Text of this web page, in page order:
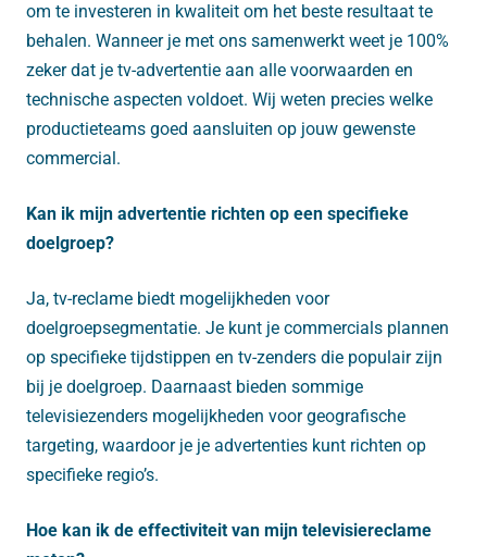
om te investeren in kwaliteit om het beste resultaat te
behalen. Wanneer je met ons samenwerkt weet je 100%
zeker dat je tv-advertentie aan alle voorwaarden en
technische aspecten voldoet. Wij weten precies welke
productieteams goed aansluiten op jouw gewenste
commercial.
Kan ik mijn advertentie richten op een specifieke
doelgroep?
Ja, tv-reclame biedt mogelijkheden voor
doelgroepsegmentatie. Je kunt je commercials plannen
op specifieke tijdstippen en tv-zenders die populair zijn
bij je doelgroep. Daarnaast bieden sommige
televisiezenders mogelijkheden voor geografische
targeting, waardoor je je advertenties kunt richten op
specifieke regio’s.
Hoe kan ik de effectiviteit van mijn televisiereclame